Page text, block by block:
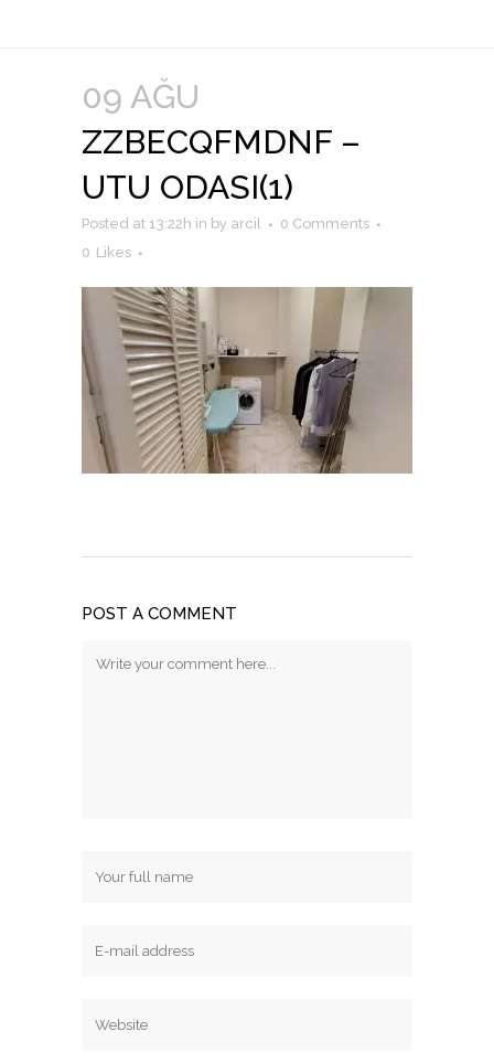
09 AĞU
ZZBECQFMDNF –
UTU ODASI(1)
Posted at 13:22h in by arcil
0 Comments
0 Likes
POST A COMMENT